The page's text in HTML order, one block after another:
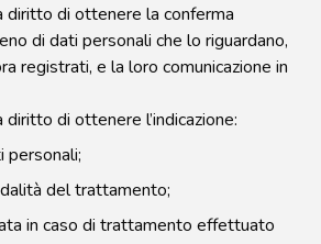
diritto di ottenere la conferma
di dati personali che lo riguardano,
registrati, e la loro comunicazione in
diritto di ottenere l’indicazione:
personali;
del trattamento;
in caso di trattamento effettuato